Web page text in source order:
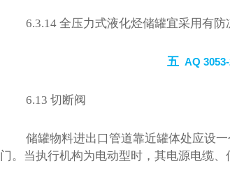
6.3.14 全压力式液化烃储罐宜采用有防
五 AQ
6.13 切断阀
储罐物料进出口管道靠近罐体处应设
门。当执行机构为电动型时，其电源电缆